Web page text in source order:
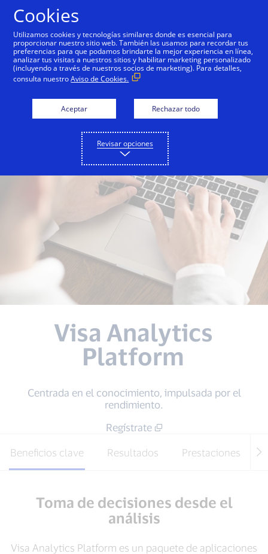
Visa Analytics
Platform
Centrada en el conocimiento, impulsada por el
rendimiento.
Regístrate
Beneficios clave Resultados Prestaciones
Toma de decisiones desde el
análisis
Visa Analytics Platform es un paquete de aplicaciones
Cookies
Utilizamos cookies y tecnologías similares donde es esencial para
proporcionar nuestro sitio web. También las usamos para recordar tus
preferencias para que podamos brindarte la mejor experiencia en línea,
analizar tus visitas a nuestros sitios y habilitar marketing personalizado
(incluyendo a través de nuestros socios de marketing). Para detalles,
consulta nuestroAviso de Cookies.
Aceptar Rechazar todo
Revisar opciones